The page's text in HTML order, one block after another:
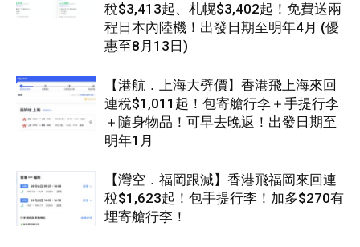
稅$3,413起、札幌$3,402起！免費送兩
程日本內陸機！出發日期至明年4月 (優
惠至8月13日)
【港航．上海大劈價】香港飛上海來回
連稅$1,011起！包寄艙行李＋手提行李
＋隨身物品！可早去晚返！出發日期至
明年1月
【灣空．福岡跟減】香港飛福岡來回連
稅$1,623起！包手提行李！加多$270有
埋寄艙行李！